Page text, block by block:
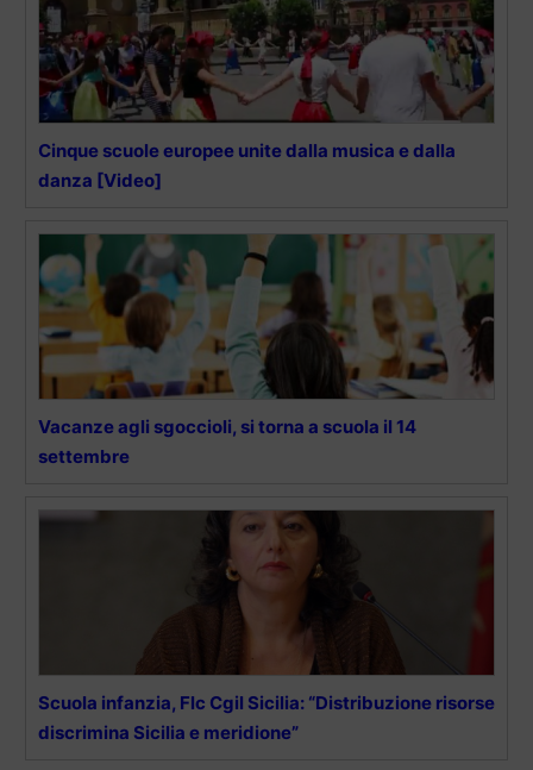
Cinque scuole europee unite dalla musica e dalla
danza [Video]
Vacanze agli sgoccioli, si torna a scuola il 14
settembre
Scuola infanzia, Flc Cgil Sicilia: “Distribuzione risorse
discrimina Sicilia e meridione”